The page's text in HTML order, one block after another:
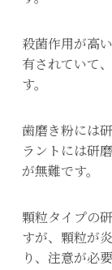
殺菌作用が高
有されていて
す。
歯磨き粉には
ラントには研
が無難です。
顆粒タイプの
すが、顆粒が
り、注意が必要